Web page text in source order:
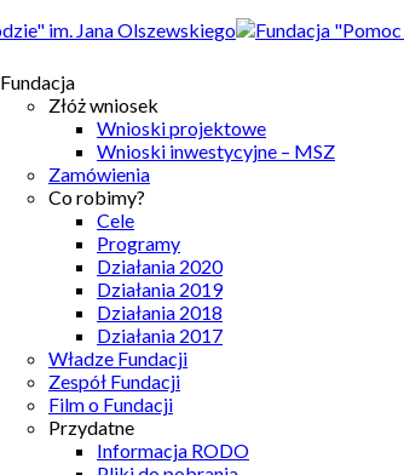
Fundacja
Złóż wniosek
Wnioski projektowe
Wnioski inwestycyjne – MSZ
Zamówienia
Co robimy?
Cele
Programy
Działania 2020
Działania 2019
Działania 2018
Działania 2017
Władze Fundacji
Zespół Fundacji
Film o Fundacji
Przydatne
Informacja RODO